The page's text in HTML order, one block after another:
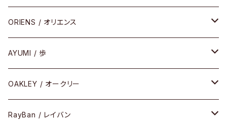
COMBI （コンビシリーズ）
PREMIUM（プレミアムシリーズ）
PLASTIC（プラスティックシリーズ）
SIRMONT（サーモントシリーズ）
コンビ
セル
コンビ
セル
メタル
コンビ
ORIENS / オリエンス
セルフレーム
メタルフレーム
その他
AYUMI / 歩
セルフレーム
OAKLEY / オークリー
メガネフレーム
RayBan / レイバン